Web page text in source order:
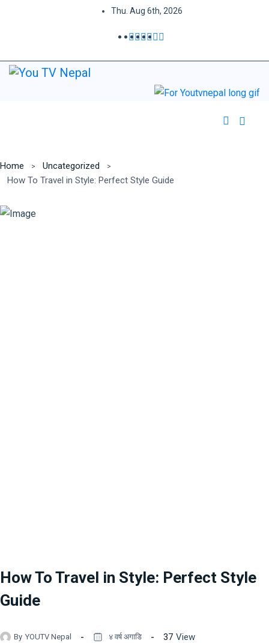
Thu. Aug 6th, 2026
Home
Uncategorized
How To Travel in Style: Perfect Style Guide
How To Travel in Style: Perfect Style
Guide
By YOUTV Nepal ४ वर्ष अगाडि 37 View